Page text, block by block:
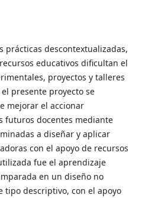
prácticas descontextualizadas,
educativos dificultan el
proyectos y talleres
presente proyecto se
mejorar el accionar
futuros docentes mediante
a diseñar y aplicar
con el apoyo de recursos
fue el aprendizaje
en un diseño no
tipo descriptivo, con el apoyo